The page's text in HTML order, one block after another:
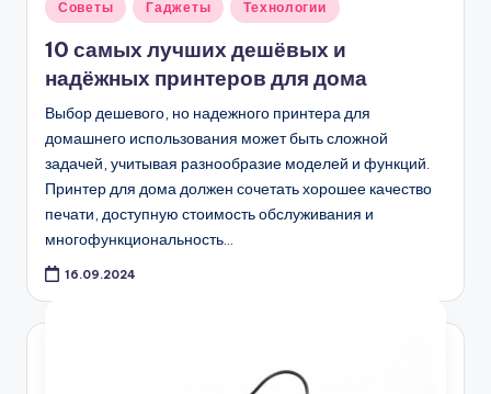
Опубликовано
Советы Гаджеты Технологии
10 самых лучших дешёвых и
надёжных принтеров для дома
Выбор дешевого, но надежного принтера для
домашнего использования может быть сложной
задачей, учитывая разнообразие моделей и функций.
Принтер для дома должен сочетать хорошее качество
печати, доступную стоимость обслуживания и
многофункциональность…
16.09.2024